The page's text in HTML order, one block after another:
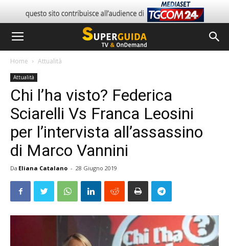
Home Attualità
Attualità
Chi l’ha visto? Federica
Sciarelli Vs Franca Leosini
per l’intervista all’assassino
di Marco Vannini
Da Eliana Catalano - 28 Giugno 2019